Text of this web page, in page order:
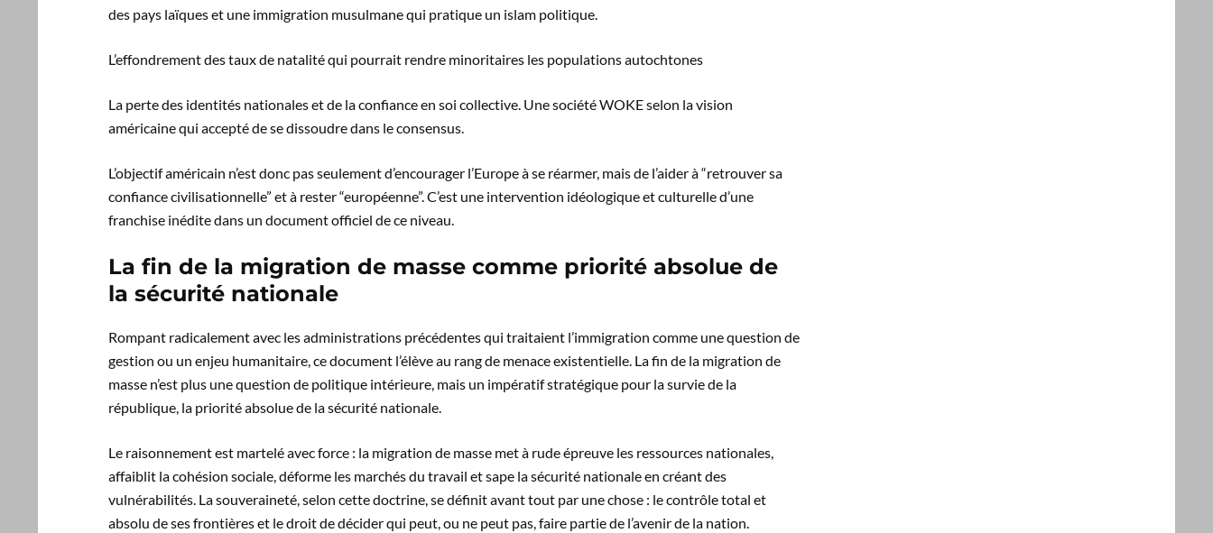
des pays laïques et une immigration musulmane qui pratique un islam politique.
L’effondrement des taux de natalité qui pourrait rendre minoritaires les populations autochtones
La perte des identités nationales et de la confiance en soi collective. Une société WOKE selon la vision
américaine qui accepté de se dissoudre dans le consensus.
L’objectif américain n’est donc pas seulement d’encourager l’Europe à se réarmer, mais de l’aider à “retrouver sa
confiance civilisationnelle” et à rester “européenne”. C’est une intervention idéologique et culturelle d’une
franchise inédite dans un document officiel de ce niveau.
La fin de la migration de masse comme priorité absolue de
la sécurité nationale
Rompant radicalement avec les administrations précédentes qui traitaient l’immigration comme une question de
gestion ou un enjeu humanitaire, ce document l’élève au rang de menace existentielle. La fin de la migration de
masse n’est plus une question de politique intérieure, mais un impératif stratégique pour la survie de la
république, la priorité absolue de la sécurité nationale.
Le raisonnement est martelé avec force : la migration de masse met à rude épreuve les ressources nationales,
affaiblit la cohésion sociale, déforme les marchés du travail et sape la sécurité nationale en créant des
vulnérabilités. La souveraineté, selon cette doctrine, se définit avant tout par une chose : le contrôle total et
absolu de ses frontières et le droit de décider qui peut, ou ne peut pas, faire partie de l’avenir de la nation.